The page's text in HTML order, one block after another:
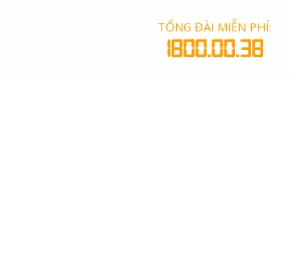
TỔNG ĐÀI MIỄN PHÍ:
1800.00.38